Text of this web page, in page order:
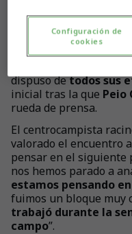
Racingregresó al
primero de los
para esta semana,
frente a laSociedad
dispuso detodos sus
inicial tras la que Peio
rueda de prensa.
El centrocampista
valorado el encuentro
pensar en el siguiente
nos hemos parado a
estamos pensando
fuimos un bloque muy
trabajó durante la
campo”.
Configuración de
cookies